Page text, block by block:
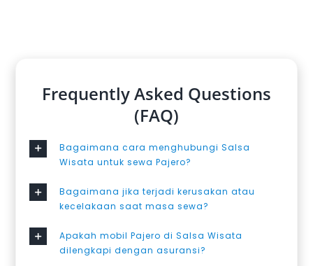
Frequently Asked Questions
(FAQ)
Bagaimana cara menghubungi Salsa
Wisata untuk sewa Pajero?
Bagaimana jika terjadi kerusakan atau
kecelakaan saat masa sewa?
Apakah mobil Pajero di Salsa Wisata
dilengkapi dengan asuransi?